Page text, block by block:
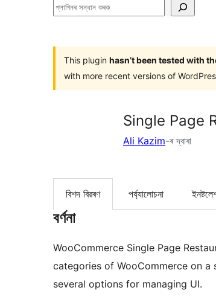
প্লাগিনৰ
This plugin hasn’t been tested with
with more recent versions of
Single Page
Ali Kazim-ৰ দ্বাৰা
বিশদ বিৱৰণ পৰ্য্যালোচনা
বৰ্ণনা
WooCommerce Single Page
categories of WooCommerce on
several options for managing UI.